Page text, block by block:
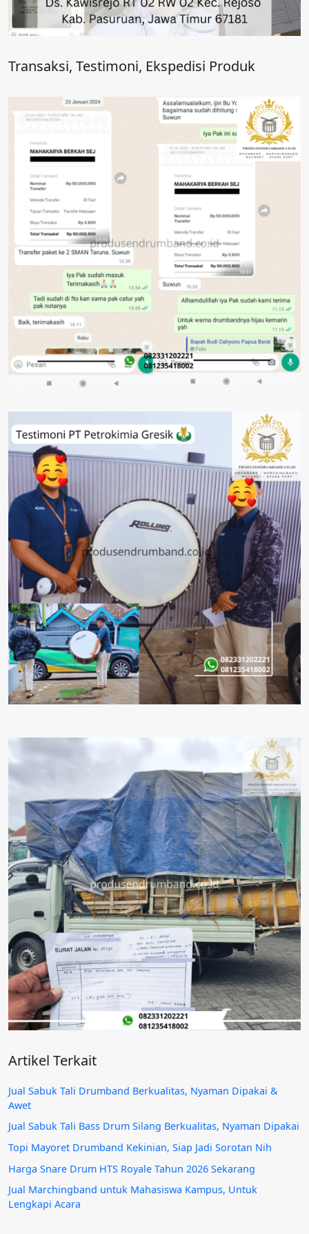
Transaksi, Testimoni, Ekspedisi Produk
Artikel Terkait
Jual Sabuk Tali Drumband Berkualitas, Nyaman Dipakai &
Awet
Jual Sabuk Tali Bass Drum Silang Berkualitas, Nyaman Dipakai
Topi Mayoret Drumband Kekinian, Siap Jadi Sorotan Nih
Harga Snare Drum HTS Royale Tahun 2026 Sekarang
Jual Marchingband untuk Mahasiswa Kampus, Untuk
Lengkapi Acara